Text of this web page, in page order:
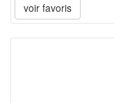
voir favoris